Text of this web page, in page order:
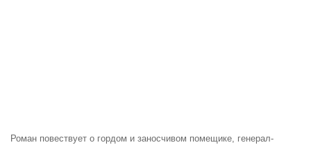
Роман повествует о гордом и заносчивом помещике, генерал-